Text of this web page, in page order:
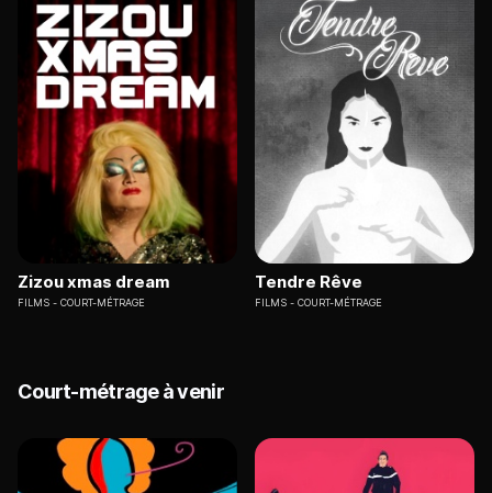
Zizou xmas dream
FILMS COURT-MÉTRAGE
Tendre Rêve
FILMS COURT-MÉTRAGE
Court-métrage à venir